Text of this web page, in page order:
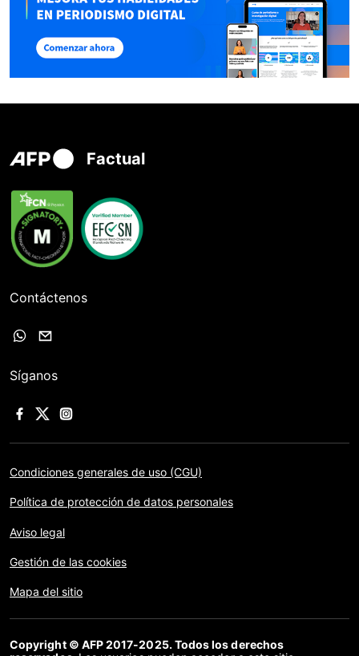
Factual
Contáctenos
Síganos
Condiciones generales de uso (CGU)
Política de protección de datos personales
Aviso legal
Gestión de las cookies
Mapa del sitio
Copyright © AFP 2017-2025. Todos los derechos